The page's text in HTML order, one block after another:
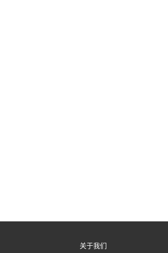
关于我们